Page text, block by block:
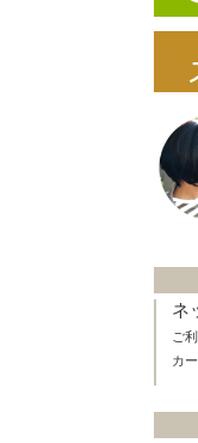
ネ
ご
カ